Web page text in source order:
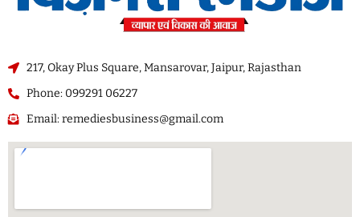
217, Okay Plus Square, Mansarovar, Jaipur, Rajasthan
Phone: 099291 06227
Email: remediesbusiness@gmail.com